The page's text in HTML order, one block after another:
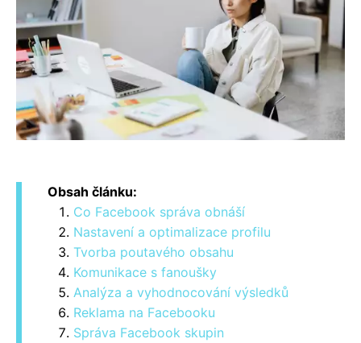
Obsah článku:
Co Facebook správa obnáší
Nastavení a optimalizace profilu
Tvorba poutavého obsahu
Komunikace s fanoušky
Analýza a vyhodnocování výsledků
Reklama na Facebooku
Správa Facebook skupin